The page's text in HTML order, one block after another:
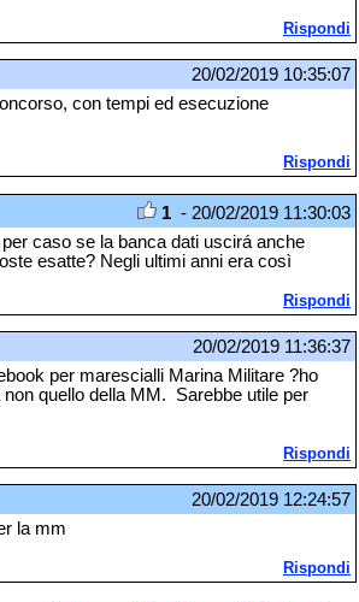
Rispondi
20/02/2019 10:35:07
con tempi ed esecuzione
Rispondi
1 - 20/02/2019 11:30:03
caso se la banca dati uscirá anche
esatte? Negli ultimi anni era così
Rispondi
20/02/2019 11:36:37
per marescialli Marina Militare ?ho
quello della MM. Sarebbe utile per
Rispondi
20/02/2019 12:24:57
la mm
Rispondi